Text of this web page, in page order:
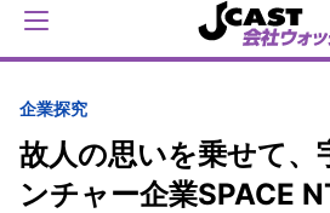
企業探究
故人の思いを乗せて
ンチャー企業SPACE